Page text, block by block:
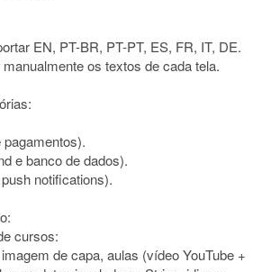
EN, PT-BR, PT-PT, ES, FR, IT, DE.
os textos de cada tela.
pagamentos).
e banco de dados).
notifications).
cursos:
de capa, aulas (vídeo YouTube +